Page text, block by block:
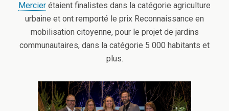
Mercier étaient finalistes dans la catégorie agriculture
urbaine et ont remporté le prix Reconnaissance en
mobilisation citoyenne, pour le projet de jardins
communautaires, dans la catégorie 5 000 habitants et
plus.